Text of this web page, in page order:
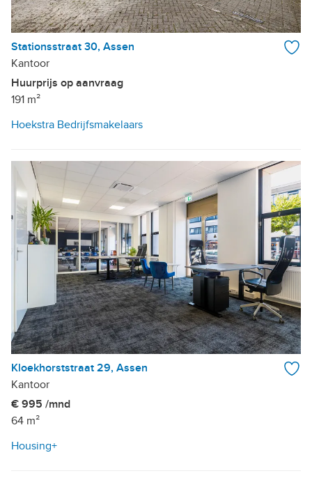
Stationsstraat 30, Assen
Kantoor
Huurprijs op aanvraag
191 m²
Hoekstra Bedrijfsmakelaars
Kloekhorststraat 29, Assen
Kantoor
€ 995 /mnd
64 m²
Housing+